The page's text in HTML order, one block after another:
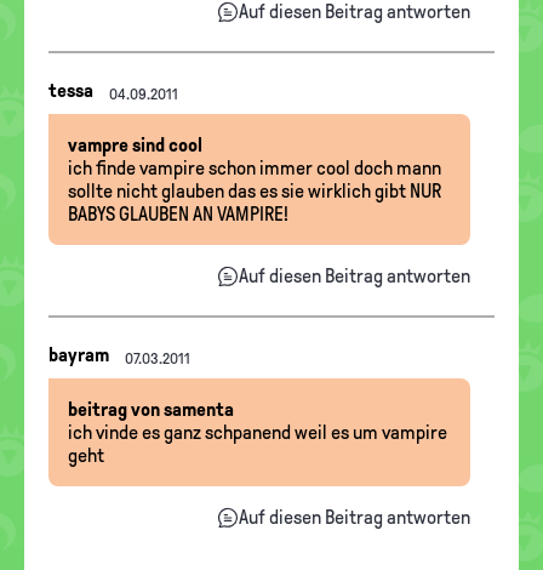
Auf diesen Beitrag antworten
Nachrichten-
Thread
tessa 04.09.2011
vampre sind cool
ich finde vampire schon immer cool doch mann
sollte nicht glauben das es sie wirklich gibt NUR
BABYS GLAUBEN AN VAMPIRE!
Auf diesen Beitrag antworten
Nachrichten-
Thread
bayram 07.03.2011
beitrag von samenta
ich vinde es ganz schpanend weil es um vampire
geht
Auf diesen Beitrag antworten